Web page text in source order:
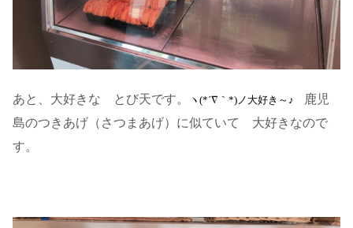
あと、大好きな とび天です。 ヽ(*´∇｀*)ノ大好き～♪
鹿児
島のつきあげ（さつまあげ）に似ていて 大好きなので
す。